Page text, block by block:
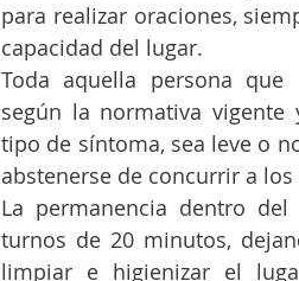
para realizar oraciones,
capacidad del lugar.
Toda aquella persona
según la normativa
tipo de síntoma, sea leve o
abstenerse de concurrir a
La permanencia dentro
turnos de 20 minutos,
limpiar e higienizar el